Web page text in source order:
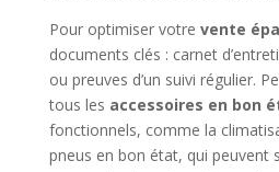
Pour optimiser votre vente
documents clés : carnet
ou preuves d’un suivi régulier.
tous les accessoires en bon
fonctionnels, comme la
pneus en bon état, qui peuvent